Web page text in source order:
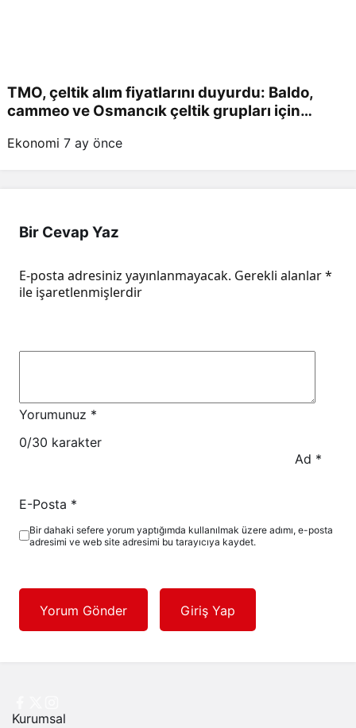
TMO, çeltik alım fiyatlarını duyurdu: Baldo,
cammeo ve Osmancık çeltik grupları için
Ekonomi 7 ay önce
Bir Cevap Yaz
E-posta adresiniz yayınlanmayacak. Gerekli alanlar*
ile işaretlenmişlerdir
Yorumunuz *
0/30 karakter
Ad *
E-Posta *
Bir dahaki sefere yorum yaptığımda kullanılmak üzere adımı, e-posta
adresimi ve web site adresimi bu tarayıcıya kaydet.
Yorum Gönder Giriş Yap
Kurumsal